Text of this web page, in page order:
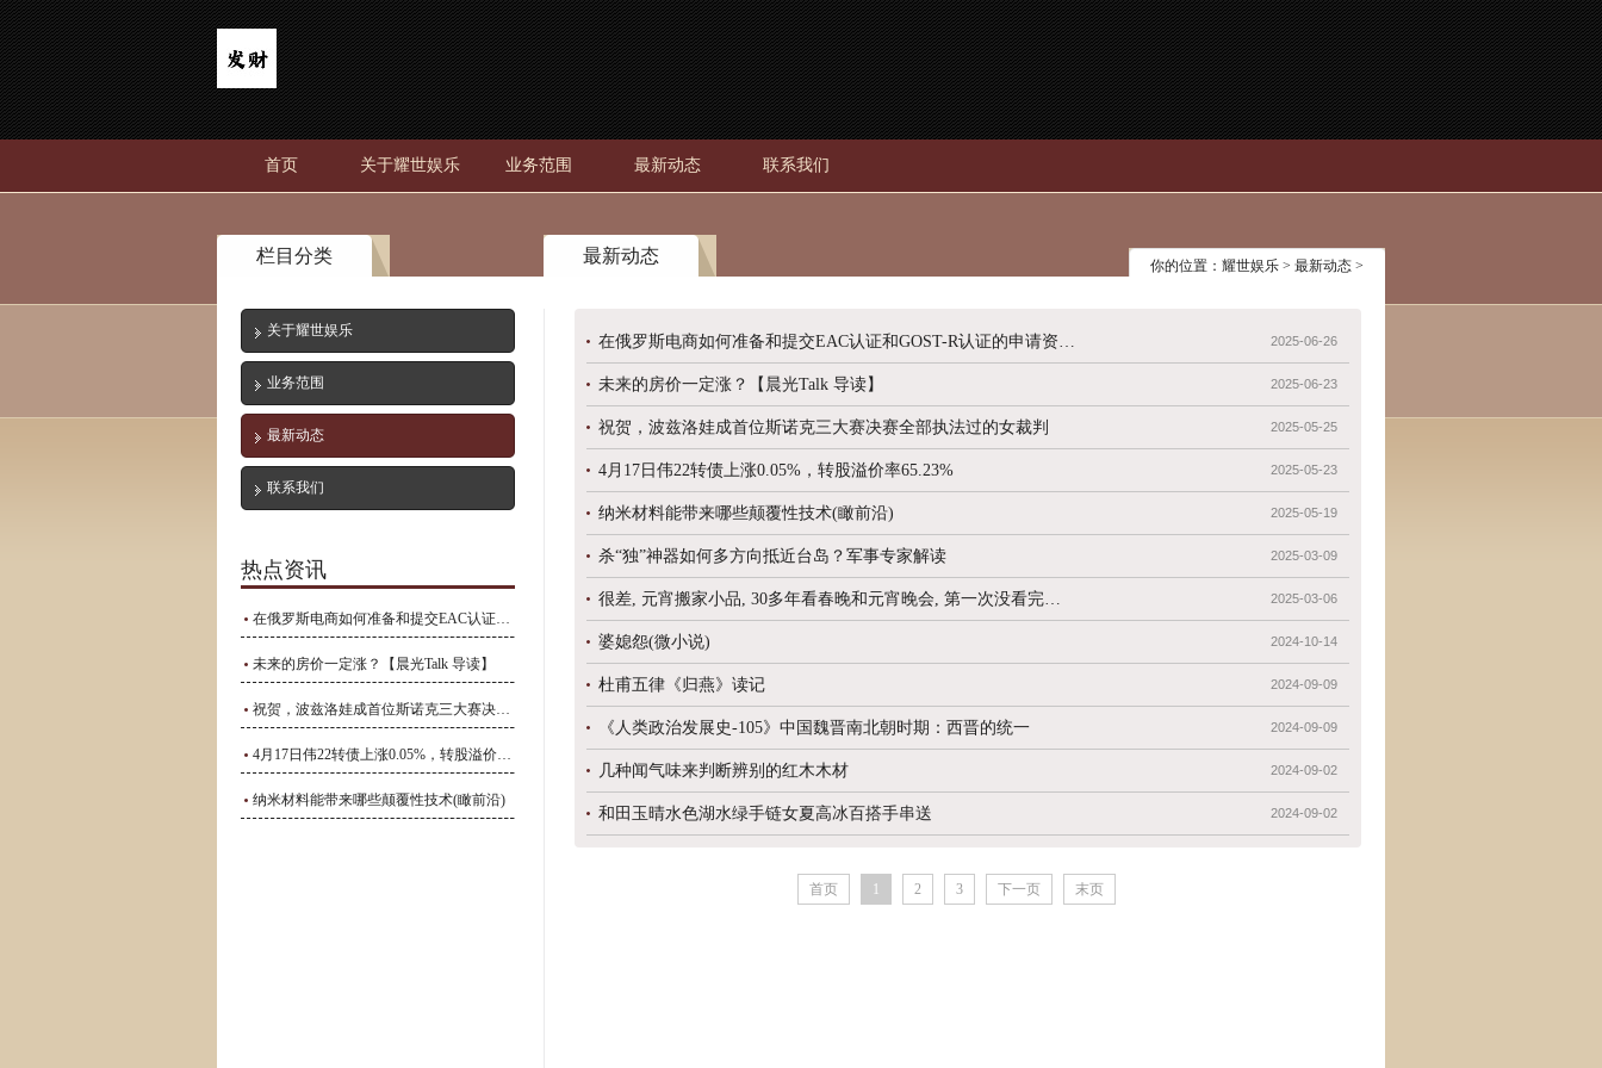
首页 关于耀世娱乐 业务范围 最新动态 联系我们
栏目分类
关于耀世娱乐
业务范围
最新动态
联系我们
热点资讯
在俄罗斯电商如何准备和提交EAC认证和GOST-R认证的申请资料？_测试_文件_产品
未来的房价一定涨？【晨光Talk 导读】
祝贺，波兹洛娃成首位斯诺克三大赛决赛全部执法过的女裁判
4月17日伟22转债上涨0.05%，转股溢价率65.23%
纳米材料能带来哪些颠覆性技术(瞰前沿)
最新动态 你的位置： 耀世娱乐 > 最新动态 >
在俄罗斯电商如何准备和提交EAC认证和GOST-R认证的申请资料？_测试_文件_产品 2025-06-26
未来的房价一定涨？【晨光Talk 导读】 2025-06-23
祝贺，波兹洛娃成首位斯诺克三大赛决赛全部执法过的女裁判 2025-05-25
4月17日伟22转债上涨0.05%，转股溢价率65.23% 2025-05-23
纳米材料能带来哪些颠覆性技术(瞰前沿) 2025-05-19
杀“独”神器如何多方向抵近台岛？军事专家解读 2025-03-09
很差, 元宵搬家小品, 30多年看春晚和元宵晚会, 第一次没看完睡了 2025-03-06
婆媳怨(微小说) 2024-10-14
杜甫五律《归燕》读记 2024-09-09
《人类政治发展史-105》中国魏晋南北朝时期：西晋的统一 2024-09-09
几种闻气味来判断辨别的红木木材 2024-09-02
和田玉晴水色湖水绿手链女夏高冰百搭手串送 2024-09-02
首页 1 2 3 下一页 末页